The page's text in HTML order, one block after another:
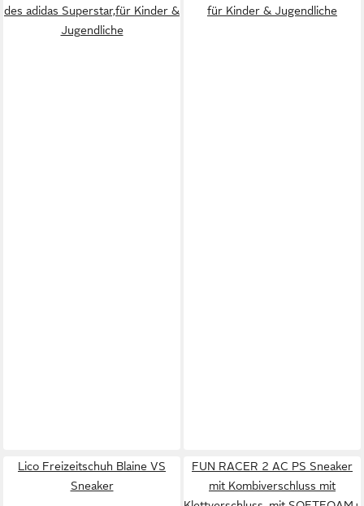
des adidas Superstar,für Kinder &
Jugendliche
für Kinder & Jugendliche
Lico Freizeitschuh Blaine VS
Sneaker
FUN RACER 2 AC PS Sneaker
mit Kombiverschluss mit